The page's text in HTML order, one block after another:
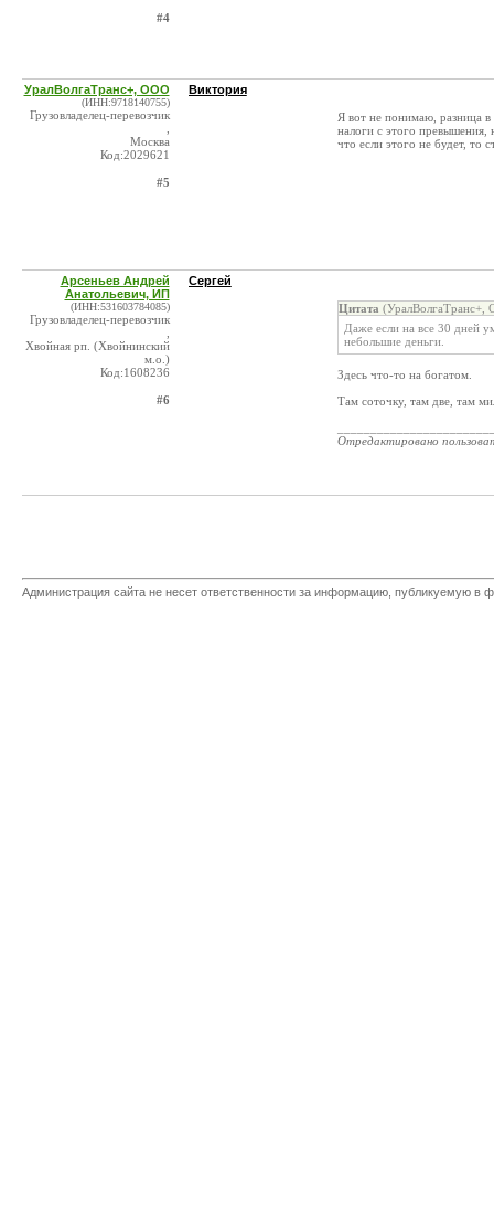
#4
УралВолгаТранс+, ООО
(ИНН:9718140755)
Грузовладелец-перевозчик
Москва
Код:2029621
#5
Виктория
Я вот не понимаю, разница
налоги с этого
что если этого не будет, то
Арсеньев Андрей
Анатольевич, ИП
(ИНН:531603784085)
Грузовладелец-перевозчик
Хвойная рп. (Хвойнинский
м.о.)
Код:1608236
#6
Сергей
Цитата
Даже если на все 30 дней
небольшие деньги.
Здесь что-то на богатом.
Там соточку, там две, там
Отредактировано
Администрация сайта не несет ответственности за информацию, публикуемую